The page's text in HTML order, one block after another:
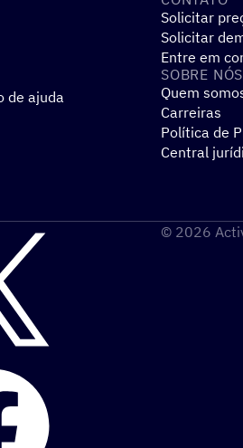
de ajuda
Solicitar
Solicitar
Entre em
SOBRE NÓS
Quem
Carreiras
Política de
Central
© 2026